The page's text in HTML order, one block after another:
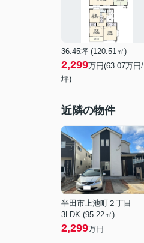
36.45坪 (120.51㎡)
2,299万円(63.07万円/
坪)
近隣の物件
半田市上池町２丁目
3LDK (95.22㎡)
2,299万円